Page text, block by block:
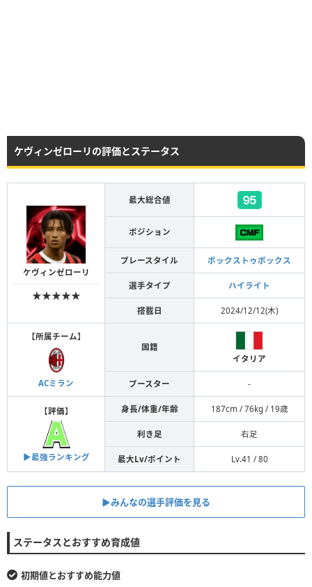
ケヴィンゼローリの評価とステータス
ケヴィンゼローリ
★★★★★
最大総合値
ポジション
プレースタイル ボックストゥボックス
選手タイプ ハイライト
搭載日 2024/12/12(木)
【所属チーム】
ACミラン
国籍
イタリア
ブースター -
【評価】
▶︎最強ランキング
身長/体重/年齢 187cm / 76kg / 19歳
利き足 右足
最大Lv/ポイント Lv.41 / 80
▶︎みんなの選手評価を見る
ステータスとおすすめ育成値
初期値とおすすめ能力値